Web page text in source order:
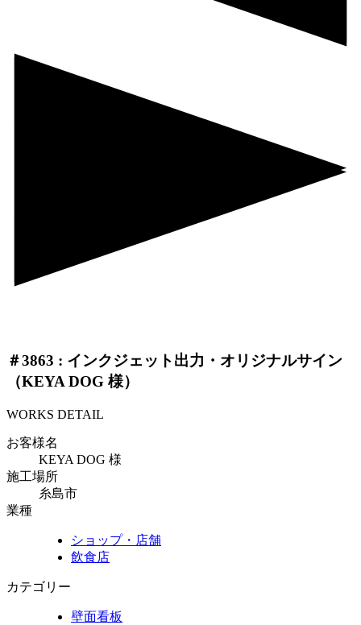
＃3863 : インクジェット出力・オリジナルサイン
（KEYA DOG 様）
WORKS DETAIL
お客様名
KEYA DOG 様
施工場所
糸島市
業種
ショップ・店舗
飲食店
カテゴリー
壁面看板